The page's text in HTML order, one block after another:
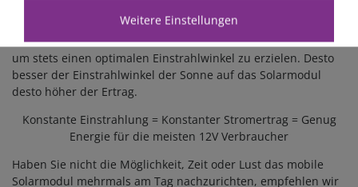
Stromertrag zu erwirtschaften. Über den Tag sollte man das
Solarmodul drei bis vier Mal neu nach der Sonne ausrichten
um stets einen optimalen Einstrahlwinkel zu erzielen. Desto
besser der Einstrahlwinkel der Sonne auf das Solarmodul
desto höher der Ertrag.
Konstante Einstrahlung = Konstanter Stromertrag = Genug
Energie für die meisten 12V Verbraucher
Haben Sie nicht die Möglichkeit, Zeit oder Lust das mobile
Solarmodul mehrmals am Tag nachzurichten, empfehlen wir
Weitere Einstellungen